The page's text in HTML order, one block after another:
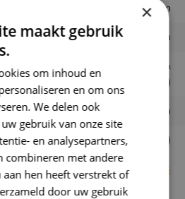
⌀ 25 cm
50 cm
zorgvuldig geschikt &
gebonden (zoals op de foto)
minimaal 6 maanden
Ja, gratis (opmerkingveld)
Bekijk alle specificaties
×
maakt gebruik
om inhoud en
en om ons
We delen ook
gebruik van onze site
en analysepartners,
combineren met andere
hen heeft verstrekt of
door uw gebruik